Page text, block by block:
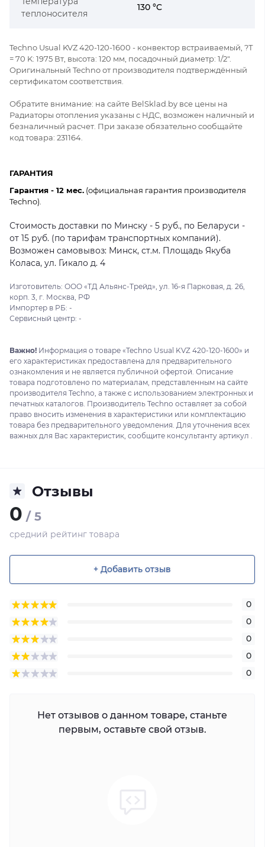
теплоносителя
130 °C
Techno Usual KVZ 420-120-1600 - конвектор встраиваемый, ?Т
= 70 K: 1975 Вт, высота: 120 мм, посадочный диаметр: 1/2".
Оригинальный Techno от производителя подтверждённый
сертификатом соответствия.
Обратите внимание: на сайте BelSklad.by все цены на
Радиаторы отопления указаны с НДС, возможен наличный и
безналичный расчет. При заказе обязательно сообщайте
код товара: 231164.
ГАРАНТИЯ
Гарантия - 12 мес. (официальная гарантия производителя
Techno).
Стоимость доставки по Минску - 5 руб., по Беларуси -
от 15 руб. (по тарифам транспортных компаний).
Возможен самовывоз: Минск, ст.м. Площадь Якуба
Коласа, ул. Гикало д. 4
Изготовитель: ООО «ТД Альянс-Трейд», ул. 16-я Парковая, д. 26,
корп. 3, г. Москва, РФ
Импортер в РБ: -
Сервисный центр: -
Важно! Информация о товаре «Techno Usual KVZ 420-120-1600» и
его характеристиках предоставлена для предварительного
ознакомления и не является публичной офертой. Описание
товара подготовлено по материалам, представленным на сайте
производителя Techno, а также с использованием электронных и
печатных каталогов. Производитель Techno оставляет за собой
право вносить изменения в характеристики или комплектацию
товара без предварительного уведомления. Для уточнения всех
важных для Вас характеристик, сообщите консультанту артикул .
Отзывы
0 / 5
средний рейтинг товара
+ Добавить отзыв
0
0
0
0
0
Нет отзывов о данном товаре, станьте
первым, оставьте свой отзыв.